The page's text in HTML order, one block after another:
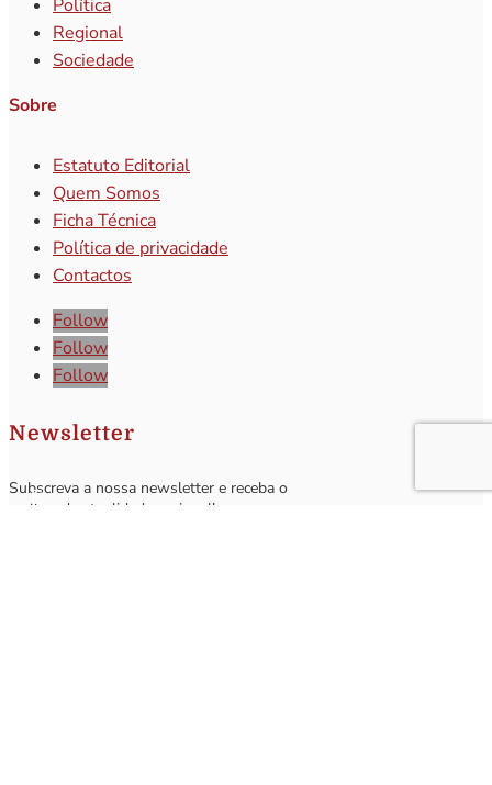
Política
Regional
Sociedade
Sobre
Estatuto Editorial
Quem Somos
Ficha Técnica
Política de privacidade
Contactos
Follow
Follow
Follow
Newsletter
Subscreva a nossa newsletter e receba o
melhor da atualidade regional!